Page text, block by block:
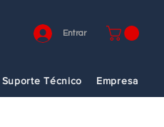
Entrar
Suporte Técnico Empresa